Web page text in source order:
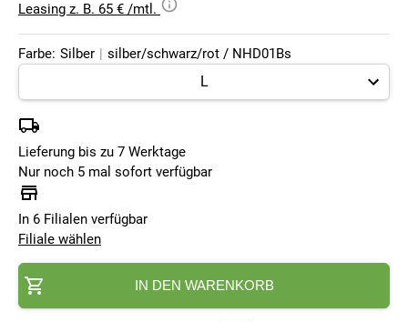
Leasing z. B. 65 € /mtl.
Farbe: Silber | silber/schwarz/rot / NHD01Bs
Lieferung bis zu 7 Werktage
Nur noch 5 mal sofort verfügbar
In 6 Filialen verfügbar
Filiale wählen
IN DEN WARENKORB